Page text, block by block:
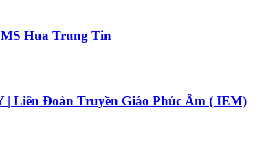
Hua Trung Tin
Liên Đoàn Truyền Giáo Phúc Âm ( IEM)